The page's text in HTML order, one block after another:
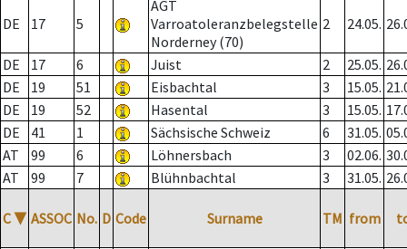
DE 17 5
AGT
Varroatoleranzbelegstelle
Norderney (70)
2 24.05.
DE 17 6 Juist 2 25.05.
DE
19 51 Eisbachtal 3 15.05.
DE
19 52 Hasental 3 15.05.
DE
41 1 Sächsische Schweiz 6 31.05.
AT
99 6 Löhnersbach 3 02.06.
AT
99 7 Blühnbachtal 3 31.05.
C ▼ ASSOC No. D Code Surname TM from